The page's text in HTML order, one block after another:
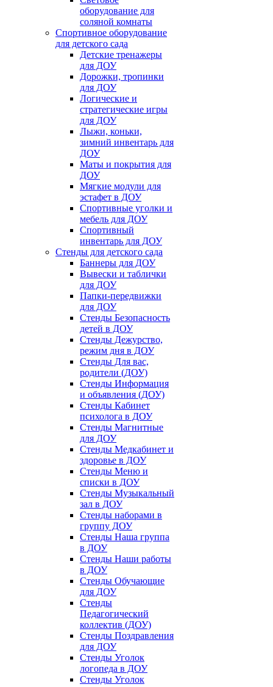
оборудование для
соляной комнаты
Спортивное оборудование
для детского сада
Детские тренажеры
для ДОУ
Дорожки, тропинки
для ДОУ
Логические и
стратегические игры
для ДОУ
Лыжи, коньки,
зимний инвентарь для
ДОУ
Маты и покрытия для
ДОУ
Мягкие модули для
эстафет в ДОУ
Спортивные уголки и
мебель для ДОУ
Спортивный
инвентарь для ДОУ
Стенды для детского сада
Баннеры для ДОУ
Вывески и таблички
для ДОУ
Папки-передвижки
для ДОУ
Стенды Безопасность
детей в ДОУ
Стенды Дежурство,
режим дня в ДОУ
Стенды Для вас,
родители (ДОУ)
Стенды Информация
и объявления (ДОУ)
Стенды Кабинет
психолога в ДОУ
Стенды Магнитные
для ДОУ
Стенды Медкабинет и
здоровье в ДОУ
Стенды Меню и
списки в ДОУ
Стенды Музыкальный
зал в ДОУ
Стенды наборами в
группу ДОУ
Стенды Наша группа
в ДОУ
Стенды Наши работы
в ДОУ
Стенды Обучающие
для ДОУ
Стенды
Педагогический
коллектив (ДОУ)
Стенды Поздравления
для ДОУ
Стенды Уголок
логопеда в ДОУ
Стенды Уголок